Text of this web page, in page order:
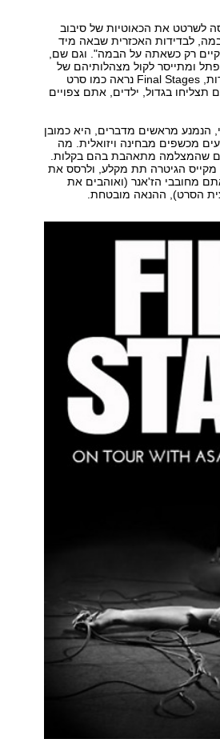
ארוך (52 דקות), שמנסה לשרטט את הכאוטיות של סיבוב
לבדידות האכזרית שבאה מיד
קיים רק כשאתה על הבמה". וגם שם,
ומתייסר לקול מצהלותיהם של
מאות ואפילו אלפי צופים נלהבים. במילים אחרות, Final Stages נראה כמו סרט
בגדול, ילדים, אתם צפויים
הנמנע מראשים מדברים, היא כמובן
מכשפים מבחינה ויזואלית. מה
שהמצלמה מתאהבת בהם בקלות.
מקייס הגיטרה תת מקלע, ולרסס את
מחובבי הז'אנר (ואוהבים את
הסרט), ההנאה מובטחת.